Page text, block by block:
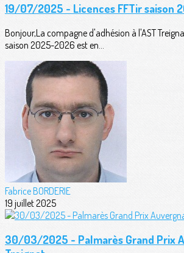
19/07/2025 - Licences FFTir saison
Bonjour,La compagne d'adhésion à l'AST
saison 2025-2026 est en...
Fabrice BORDERIE
19 juillet 2025
30/03/2025 - Palmarès Grand Prix